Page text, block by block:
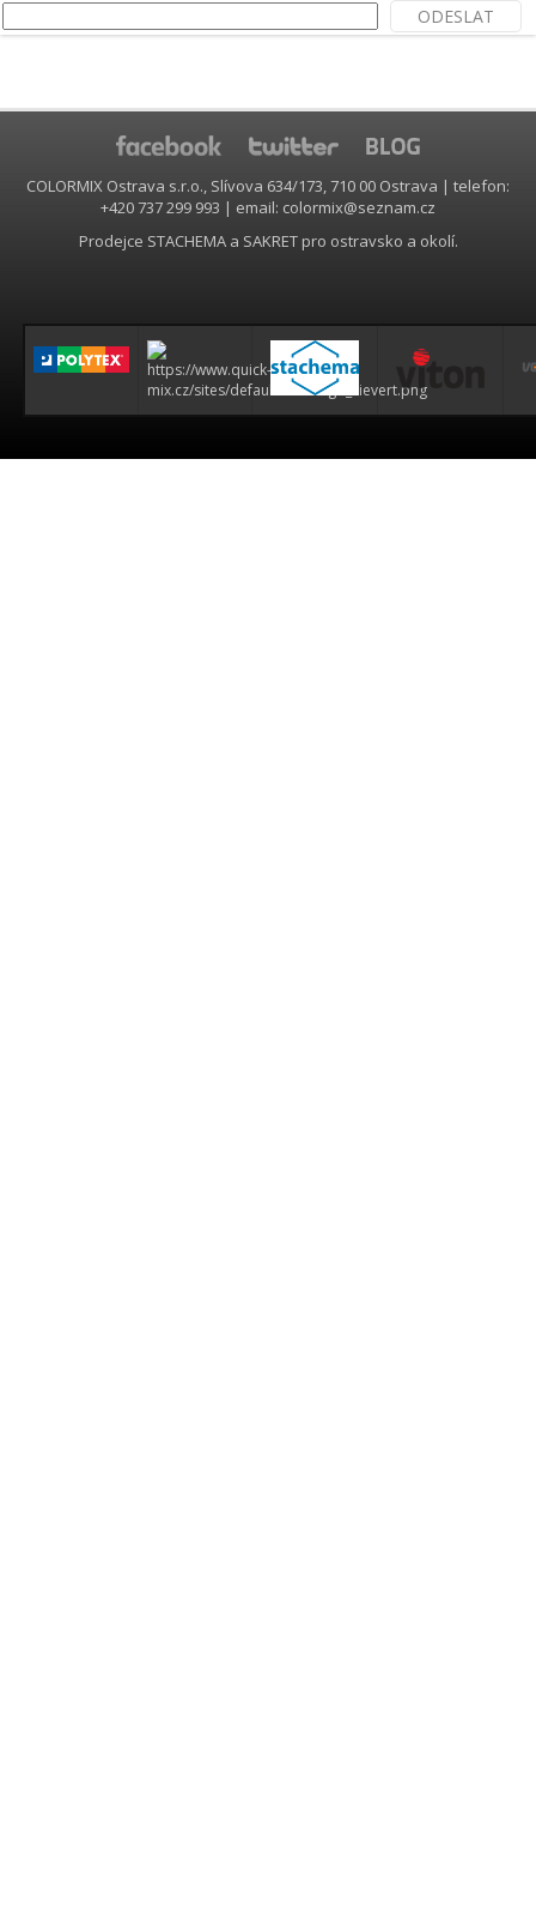
COLORMIX Ostrava s.r.o., Slívova 634/173, 710 00 Ostrava | telefon:
+420 737 299 993 | email: colormix@seznam.cz
Prodejce STACHEMA a SAKRET pro ostravsko a okolí.